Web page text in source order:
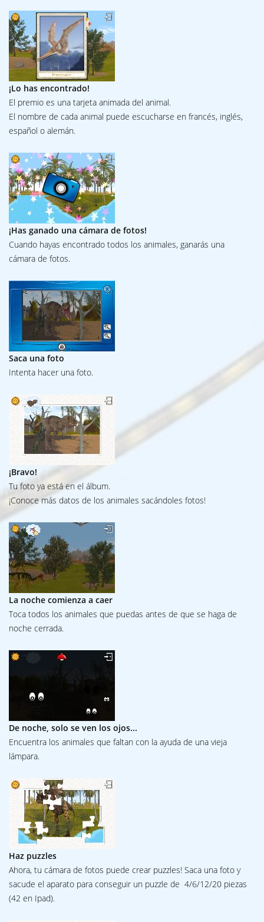
¡Lo has encontrado!
El premio es una tarjeta animada del animal.
El nombre de cada animal puede escucharse en francés, inglés,
español o alemán.
¡Has ganado una cámara de fotos!
Cuando hayas encontrado todos los animales, ganarás una
cámara de fotos.
Saca una foto
Intenta hacer una foto.
¡Bravo!
Tu foto ya está en el álbum.
¡Conoce más datos de los animales sacándoles fotos!
La noche comienza a caer
Toca todos los animales que puedas antes de que se haga de
noche cerrada.
De noche, solo se ven los ojos...
Encuentra los animales que faltan con la ayuda de una vieja
lámpara.
Haz puzzles
Ahora, tu cámara de fotos puede crear puzzles! Saca una foto y
sacude el aparato para conseguir un puzzle de 4/6/12/20 piezas
(42 en Ipad).